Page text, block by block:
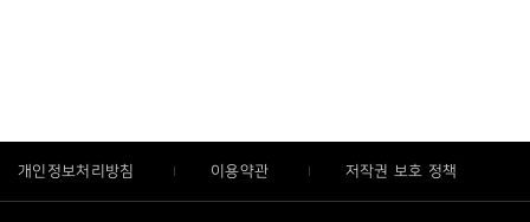
개인정보처리방침 이용약관 저작권 보호 정책